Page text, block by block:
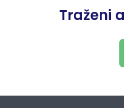
Traženi